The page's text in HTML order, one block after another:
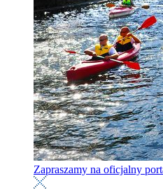
Zapraszamy na oficjalny